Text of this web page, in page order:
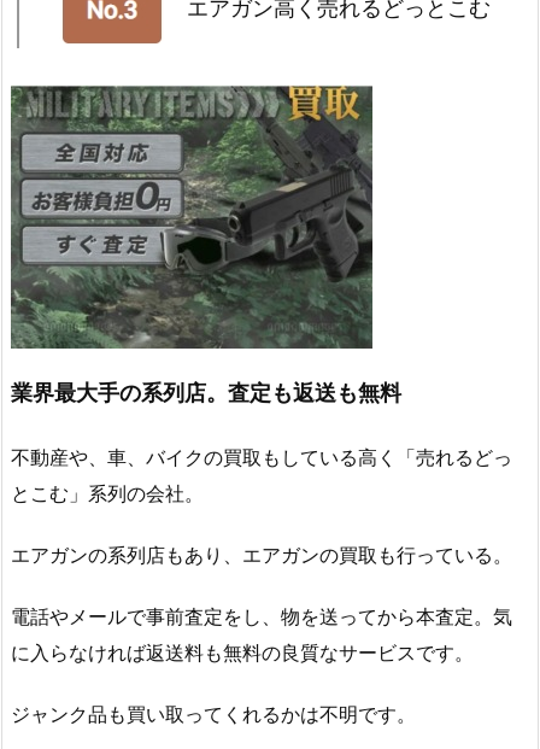
エアガン高く売れるどっとこむ
業界最大手の系列店。査定も返送も無料
不動産や、車、バイクの買取もしている高く「売れるどっ
とこむ」系列の会社。
エアガンの系列店もあり、エアガンの買取も行っている。
電話やメールで事前査定をし、物を送ってから本査定。気
に入らなければ返送料も無料の良質なサービスです。
ジャンク品も買い取ってくれるかは不明です。